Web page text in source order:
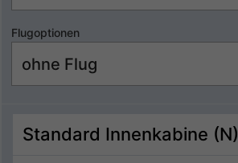
Flugoptionen
Standard Innenkabine (N)